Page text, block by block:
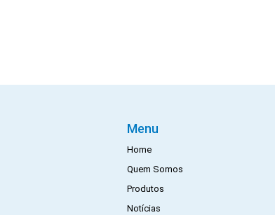
Menu
Home
Quem Somos
Produtos
Notícias